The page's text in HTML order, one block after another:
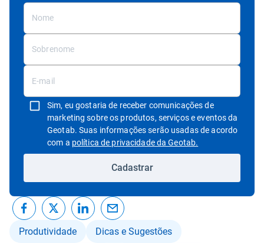
Sim, eu gostaria de receber comunicações de
marketing sobre os produtos, serviços e eventos da
Geotab. Suas informações serão usadas de acordo
com a política de privacidade da Geotab.
Cadastrar
Produtividade Dicas e Sugestões